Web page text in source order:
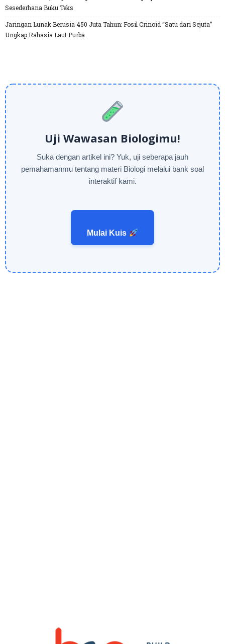
Sesederhana Buku Teks
Jaringan Lunak Berusia 450 Juta Tahun: Fosil Crinoid “Satu dari Sejuta”
Ungkap Rahasia Laut Purba
Uji Wawasan Biologimu!
Suka dengan artikel ini? Yuk, uji seberapa jauh
pemahamanmu tentang materi Biologi melalui bank soal
interaktif kami.
Mulai Kuis